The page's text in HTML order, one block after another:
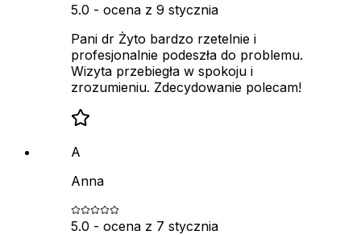
5.0 - ocena z 9 stycznia
Pani dr Żyto bardzo rzetelnie i
profesjonalnie podeszła do problemu.
Wizyta przebiegła w spokoju i
zrozumieniu. Zdecydowanie polecam!
A
Anna
5.0 - ocena z 7 stycznia